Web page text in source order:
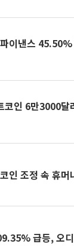
이낸스 45.50%
코인 6만3000
조정 속 휴머
급등, 오